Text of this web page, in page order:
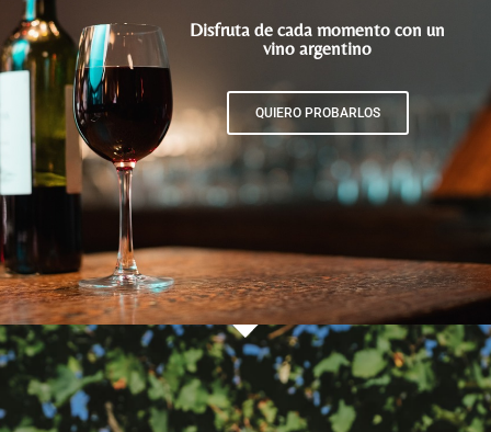
Disfruta de cada momento con un
vino argentino
QUIERO PROBARLOS